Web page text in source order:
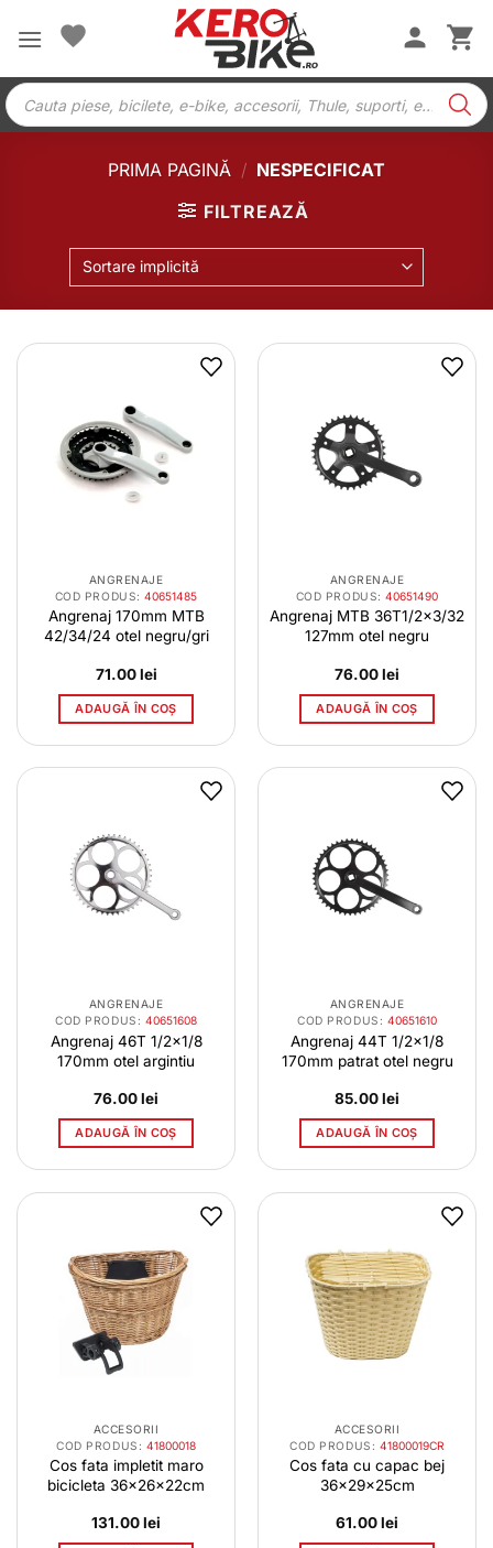
Products
search
PRIMA PAGINĂ / NESPECIFICAT
FILTREAZĂ
Sortare implicită
ANGRENAJE
COD PRODUS:40651485
Angrenaj 170mm MTB
42/34/24 otel negru/gri
71.00lei
ADAUGĂ ÎN COȘ
ANGRENAJE
COD PRODUS:40651490
Angrenaj MTB 36T1/2×3/32
127mm otel negru
76.00lei
ADAUGĂ ÎN COȘ
ANGRENAJE
COD PRODUS: 40651608
Angrenaj 46T 1/2×1/8
170mm otel argintiu
76.00lei
ADAUGĂ ÎN COȘ
ANGRENAJE
COD PRODUS: 40651610
Angrenaj 44T 1/2×1/8
170mm patrat otel negru
85.00lei
ADAUGĂ ÎN COȘ
ACCESORII
COD PRODUS: 41800018
Cos fata impletit maro
bicicleta 36x26x22cm
131.00lei
ACCESORII
COD PRODUS: 41800019CR
Cos fata cu capac bej
36x29x25cm
61.00lei